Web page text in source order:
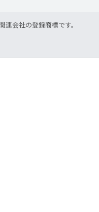
連会社の登録商標です。